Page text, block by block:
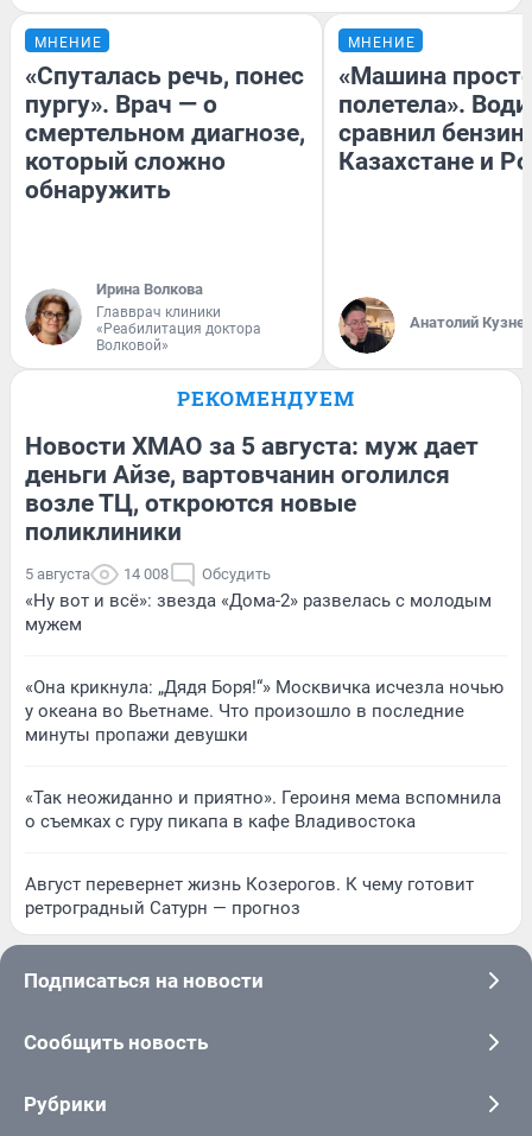
МНЕНИЕ
«Спуталась речь, понес
пургу». Врач — о
смертельном диагнозе,
который сложно
обнаружить
Ирина Волкова
Главврач клиники
«Реабилитация доктора
Волковой»
МНЕНИЕ
«Машина
полетела».
сравнил бензин
Казахстане и
Анатолий
РЕКОМЕНДУЕМ
Новости ХМАО за 5 августа: муж дает
деньги Айзе, вартовчанин оголился
возле ТЦ, откроются новые
поликлиники
5 августа 14 008 Обсудить
«Ну вот и всё»: звезда «Дома-2» развелась с молодым
мужем
«Она крикнула: „Дядя Боря!“» Москвичка исчезла ночью
у океана во Вьетнаме. Что произошло в последние
минуты пропажи девушки
«Так неожиданно и приятно». Героиня мема вспомнила
о съемках с гуру пикапа в кафе Владивостока
Август перевернет жизнь Козерогов. К чему готовит
ретроградный Сатурн — прогноз
Подписаться на новости
Сообщить новость
Рубрики